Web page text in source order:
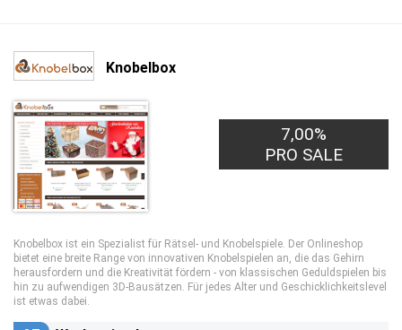
Knobelbox
7,00%
PRO SALE
Knobelbox ist ein Spezialist für Rätsel- und Knobelspiele. Der Onlineshop
bietet eine breite Range von innovativen Knobelspielen an, die das Gehirn
herausfordern und die Kreativität fördern - von klassischen Geduldspielen bis
hin zu aufwendigen 3D-Bausätzen. Für jedes Alter und Geschicklichkeitslevel
ist etwas dabei.